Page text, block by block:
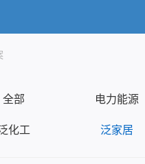
全部 电力能源
化工
泛家居